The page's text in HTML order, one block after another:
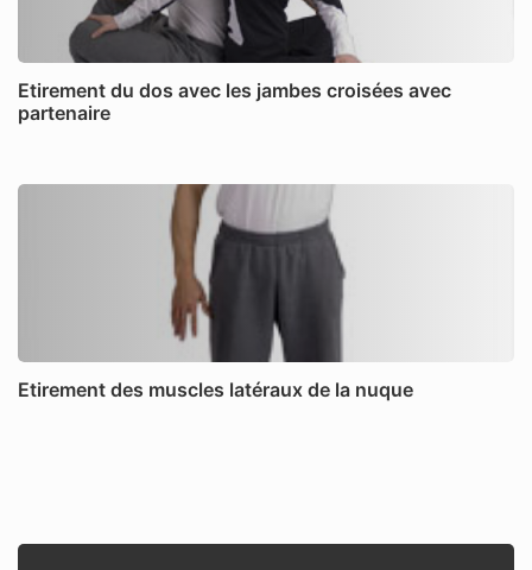
Etirement du dos avec les jambes croisées avec
partenaire
Etirement des muscles latéraux de la nuque